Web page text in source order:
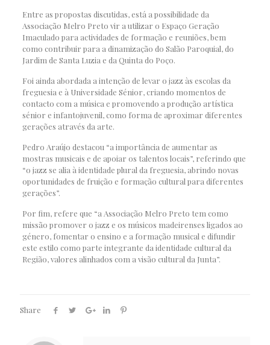
Entre as propostas discutidas, está a possibilidade da
Associação Melro Preto vir a utilizar o Espaço Geração
Imaculado para actividades de formação e reuniões, bem
como contribuir para a dinamização do Salão Paroquial, do
Jardim de Santa Luzia e da Quinta do Poço.
Foi ainda abordada a intenção de levar o jazz às escolas da
freguesia e à Universidade Sénior, criando momentos de
contacto com a música e promovendo a produção artística
sénior e infantojuvenil, como forma de aproximar diferentes
gerações através da arte.
Pedro Araújo destacou “a importância de aumentar as
mostras musicais e de apoiar os talentos locais”, referindo que
“o jazz se alia à identidade plural da freguesia, abrindo novas
oportunidades de fruição e formação cultural para diferentes
gerações”.
Por fim, refere que “a Associação Melro Preto tem como
missão promover o jazz e os músicos madeirenses ligados ao
género, fomentar o ensino e a formação musical e difundir
este estilo como parte integrante da identidade cultural da
Região, valores alinhados com a visão cultural da Junta”.
Share